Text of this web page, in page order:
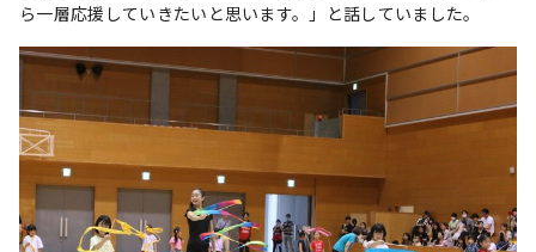
ら一層応援していきたいと思います。」と話していました。